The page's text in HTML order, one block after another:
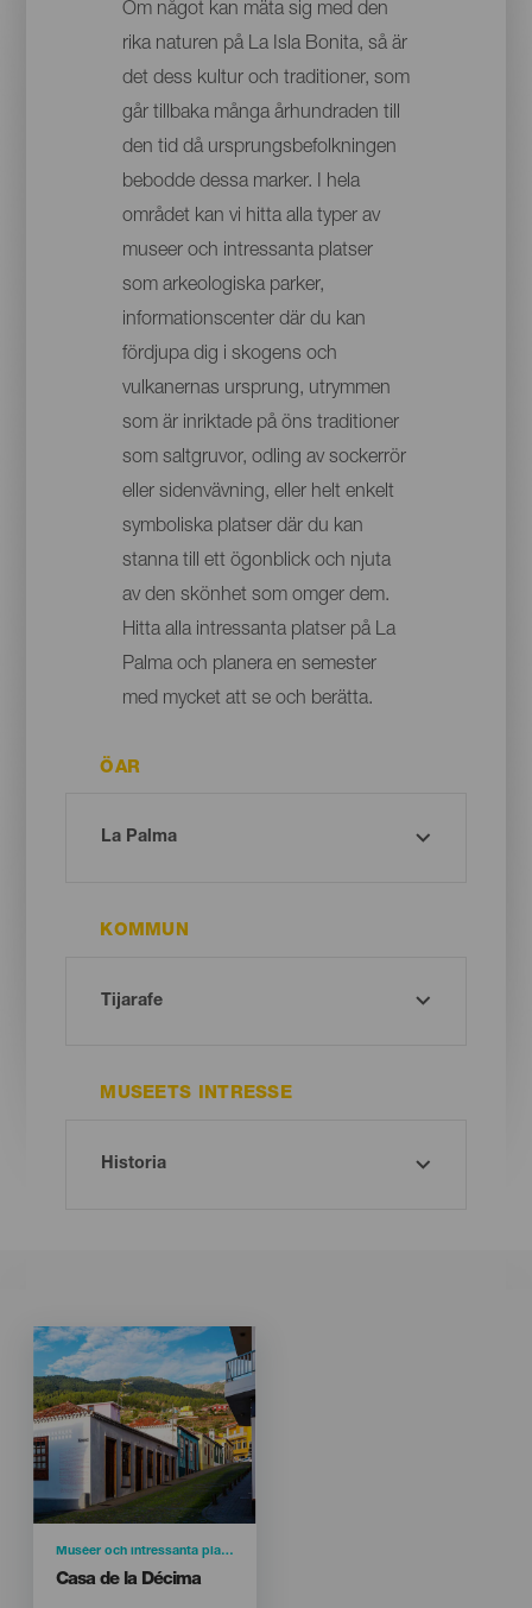
Om något kan mäta sig med den
rika naturen på La Isla Bonita, så är
det dess kultur och traditioner, som
går tillbaka många århundraden till
den tid då ursprungsbefolkningen
bebodde dessa marker. I hela
området kan vi hitta alla typer av
museer och intressanta platser
som arkeologiska parker,
informationscenter där du kan
fördjupa dig i skogens och
vulkanernas ursprung, utrymmen
som är inriktade på öns traditioner
som saltgruvor, odling av sockerrör
eller sidenvävning, eller helt enkelt
symboliska platser där du kan
stanna till ett ögonblick och njuta
av den skönhet som omger dem.
Hitta alla intressanta platser på La
Palma och planera en semester
med mycket att se och berätta.
ÖAR
KOMMUN
MUSEETS INTRESSE
Imagen
Listado
Imagen
Categoría Muséer och intressanta platser
Titular
Casa de la Décima